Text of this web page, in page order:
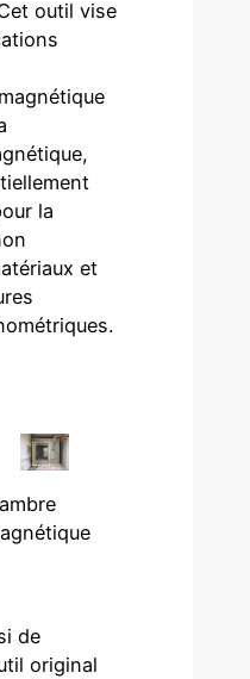
outil vise
la
et
de
original